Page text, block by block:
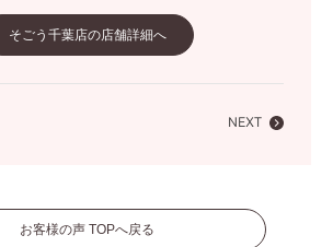
そごう千葉店の店舗詳細へ
NEXT
お客様の声 TOPへ戻る